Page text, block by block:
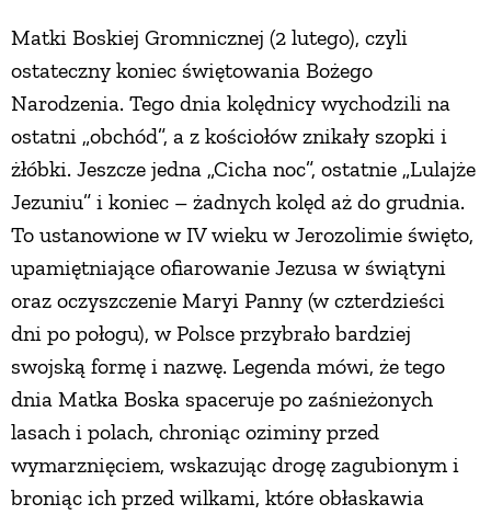
Matki Boskiej Gromnicznej (2 lutego), czyli
ostateczny koniec świętowania Bożego
Narodzenia. Tego dnia kolędnicy wychodzili na
ostatni „obchód”, a z kościołów znikały szopki i
żłóbki. Jeszcze jedna „Cicha noc”, ostatnie „Lulajże
Jezuniu” i koniec – żadnych kolęd aż do grudnia.
To ustanowione w IV wieku w Jerozolimie święto,
upamiętniające ofiarowanie Jezusa w świątyni
oraz oczyszczenie Maryi Panny (w czterdzieści
dni po połogu), w Polsce przybrało bardziej
swojską formę i nazwę. Legenda mówi, że tego
dnia Matka Boska spaceruje po zaśnieżonych
lasach i polach, chroniąc oziminy przed
wymarznięciem, wskazując drogę zagubionym i
broniąc ich przed wilkami, które obłaskawia
ZUPY
DANIA GŁÓWNE
CIASTA I DESERY
DODATKI
PRZETWORY
INNE